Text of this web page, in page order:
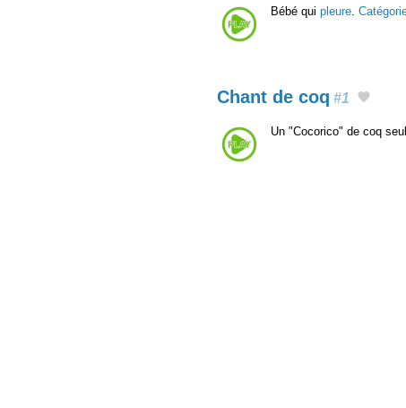
Bébé qui pleure
Chant de coq #1
Un "Cocorico" de coq